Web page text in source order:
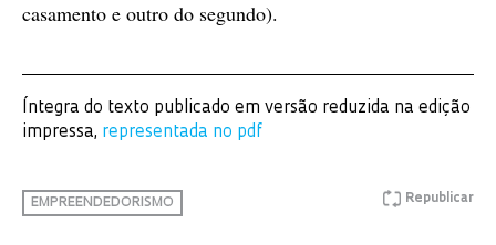
casamento e outro do segundo).
Íntegra do texto publicado em versão reduzida na edição
impressa, representada no pdf
Republicar
EMPREENDEDORISMO